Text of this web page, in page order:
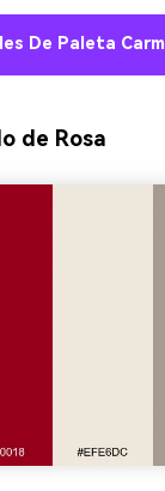
De Paleta
de Rosa